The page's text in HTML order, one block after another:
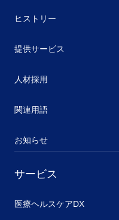
ヒストリー
提供サービス
人材採用
関連用語
お知らせ
サービス
医療ヘルスケアDX